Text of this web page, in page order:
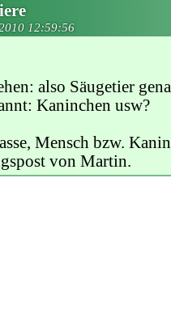
12:59:56
also Säugetier
Kaninchen usw?
Mensch bzw.
von Martin.